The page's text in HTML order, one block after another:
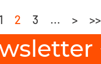
1 2 3 ... > >>